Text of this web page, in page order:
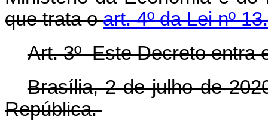
que trata oart. 4º da Lei nº
Art. 3º Este Decreto entra
Brasília, 2 de julho de
República.